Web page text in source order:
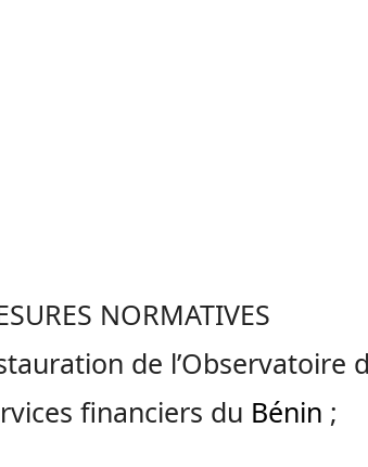
NORMATIVES
de l’Observatoire
financiers du Bénin ;